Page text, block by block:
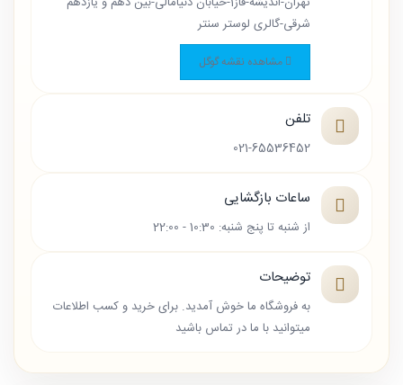
شرقی-گالری لوستر سنتر
مشاهده نقشه گوگل
تلفن
021-65536452
ساعات بازگشایی
از شنبه تا پنج شنبه: 10:30 - 22:00
توضیحات
به فروشگاه ما خوش آمدید. برای خرید و کسب اطلاعات
میتوانید با ما در تماس باشید